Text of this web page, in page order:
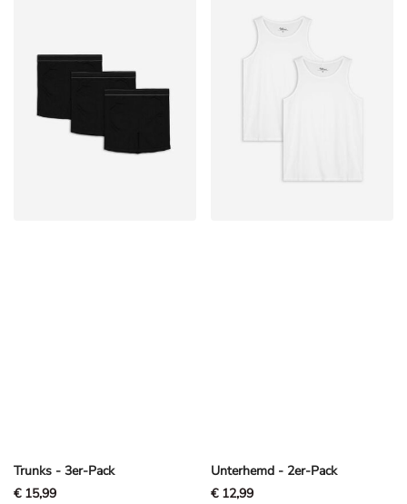
Trunks - 3er-Pack
€ 15,99
Unterhemd - 2er-Pack
€ 12,99